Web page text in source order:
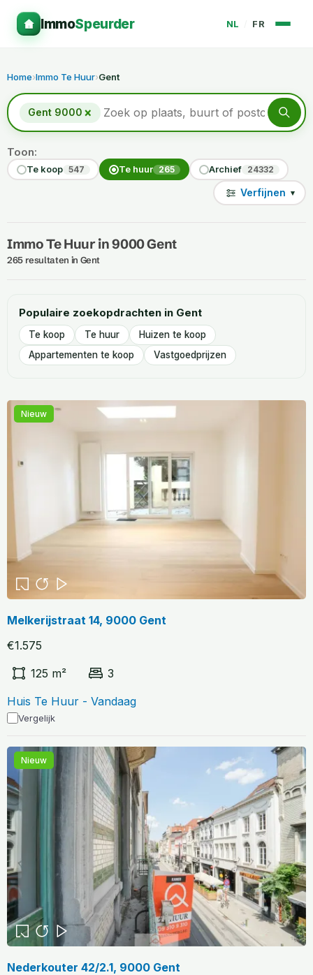
ImmoSpeurder NL FR
Home›Immo Te Huur›Gent
Gent 9000 ×
Toon:
Te koop 547 Te huur 265 Archief 24332
Verfijnen ▾
Immo Te Huur in 9000 Gent
265 resultaten in Gent
Populaire zoekopdrachten in Gent
Te koop Te huur
Huizen te koop
Appartementen te koop
Vastgoedprijzen
Nieuw
Melkerijstraat 14, 9000 Gent
€1.575
125 m²
3
Huis Te Huur - Vandaag
Vergelijk
Nieuw
Nederkouter 42/2.1, 9000 Gent